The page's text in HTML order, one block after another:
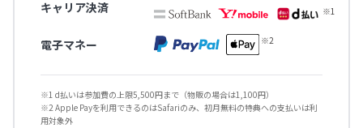
キャリア決済
電子マネー
※1 d払いは参加費の上限5,500円まで（物販の場合は1,100円）
※2 Apple Payを利用できるのはSafariのみ、初月無料の特典への支払いは利
用対象外